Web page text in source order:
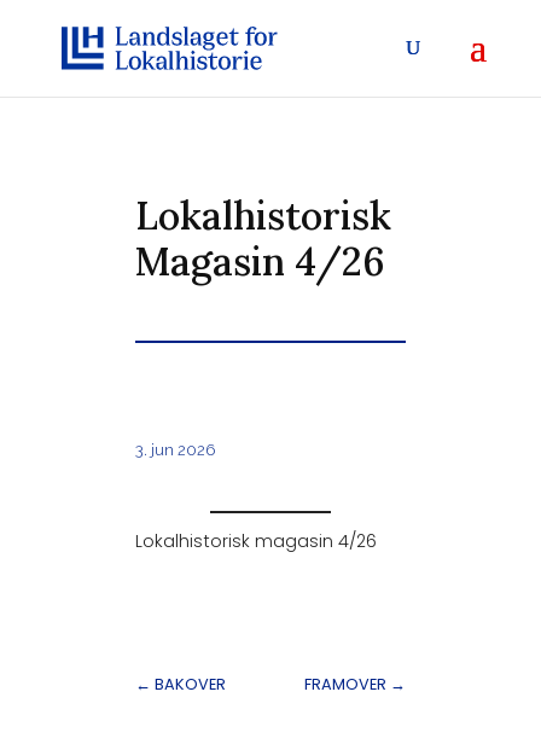
Lokalhistorisk
Magasin 4/26
3. jun 2026
Lokalhistorisk magasin 4/26
← BAKOVER FRAMOVER →